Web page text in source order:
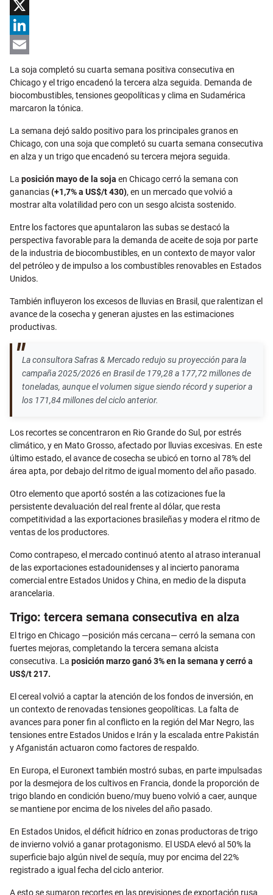
Facebook
X
LinkedIn
La soja completó su cuarta semana positiva consecutiva en
Chicago y el trigo encadenó la tercera alza seguida. Demanda de
biocombustibles, tensiones geopolíticas y clima en Sudamérica
marcaron la tónica.
La semana dejó saldo positivo para los principales granos en
Chicago, con una soja que completó su cuarta semana consecutiva
en alza y un trigo que encadenó su tercera mejora seguida.
La posición mayo de la soja en Chicago cerró la semana con
ganancias(+1,7% a US$/t 430), en un mercado que volvió a
mostrar alta volatilidad pero con un sesgo alcista sostenido.
Entre los factores que apuntalaron las subas se destacó la
perspectiva favorable para la demanda de aceite de soja por parte
de la industria de biocombustibles, en un contexto de mayor valor
del petróleo y de impulso a los combustibles renovables en Estados
Unidos.
También influyeron los excesos de lluvias en Brasil, que ralentizan el
avance de la cosecha y generan ajustes en las estimaciones
productivas.
La consultora Safras & Mercado redujo su proyección para la
campaña 2025/2026 en Brasil de 179,28 a 177,72 millones de
toneladas, aunque el volumen sigue siendo récord y superior a
los 171,84 millones del ciclo anterior.
Los recortes se concentraron en Rio Grande do Sul, por estrés
climático, y en Mato Grosso, afectado por lluvias excesivas. En este
último estado, el avance de cosecha se ubicó en torno al 78% del
área apta, por debajo del ritmo de igual momento del año pasado.
Otro elemento que aportó sostén a las cotizaciones fue la
persistente devaluación del real frente al dólar, que resta
competitividad a las exportaciones brasileñas y modera el ritmo de
ventas de los productores.
Como contrapeso, el mercado continuó atento al atraso interanual
de las exportaciones estadounidenses y al incierto panorama
comercial entre Estados Unidos y China, en medio de la disputa
arancelaria.
Trigo: tercera semana consecutiva en alza
El trigo en Chicago —posición más cercana— cerró la semana con
fuertes mejoras, completando la tercera semana alcista
consecutiva. La posición marzo ganó 3% en la semana y cerró a
US$/t 217.
El cereal volvió a captar la atención de los fondos de inversión, en
un contexto de renovadas tensiones geopolíticas. La falta de
avances para poner fin al conflicto en la región del Mar Negro, las
tensiones entre Estados Unidos e Irán y la escalada entre Pakistán
y Afganistán actuaron como factores de respaldo.
En Europa, el Euronext también mostró subas, en parte impulsadas
por la desmejora de los cultivos en Francia, donde la proporción de
trigo blando en condición bueno/muy bueno volvió a caer, aunque
se mantiene por encima de los niveles del año pasado.
En Estados Unidos, el déficit hídrico en zonas productoras de trigo
de invierno volvió a ganar protagonismo. El USDA elevó al 50% la
superficie bajo algún nivel de sequía, muy por encima del 22%
registrado a igual fecha del ciclo anterior.
A esto se sumaron recortes en las previsiones de exportación rusa